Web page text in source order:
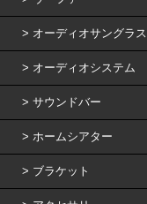
オーディオサングラス
オーディオシステム
サウンドバー
ホームシアター
ブラケット